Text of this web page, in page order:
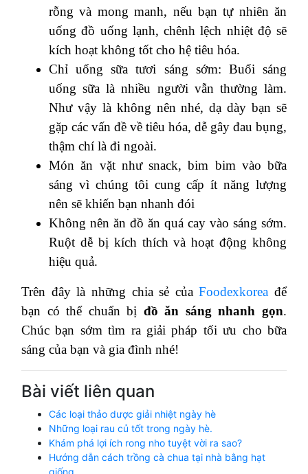
rỗng và mong manh, nếu bạn tự nhiên ăn
uống đồ uống lạnh, chênh lệch nhiệt độ sẽ
kích hoạt không tốt cho hệ tiêu hóa.
Chỉ uống sữa tươi sáng sớm: Buổi sáng
uống sữa là nhiều người vẫn thường làm.
Như vậy là không nên nhé, dạ dày bạn sẽ
gặp các vấn đề về tiêu hóa, dễ gây đau bụng,
thậm chí là đi ngoài.
Món ăn vặt như snack, bim bim vào bữa
sáng vì chúng tôi cung cấp ít năng lượng
nên sẽ khiến bạn nhanh đói
Không nên ăn đồ ăn quá cay vào sáng sớm.
Ruột dễ bị kích thích và hoạt động không
hiệu quả.
Trên đây là những chia sẻ củaFoodexkorea để
bạn có thể chuẩn bị đồ ăn sáng nhanh gọn.
Chúc bạn sớm tìm ra giải pháp tối ưu cho bữa
sáng của bạn và gia đình nhé!
Bài viết liên quan
Các loại thảo dược giải nhiệt ngày hè
Những loại rau củ tốt trong ngày hè.
Khám phá lợi ích rong nho tuyệt vời ra sao?
Hướng dẫn cách trồng cà chua tại nhà bằng hạt
giống